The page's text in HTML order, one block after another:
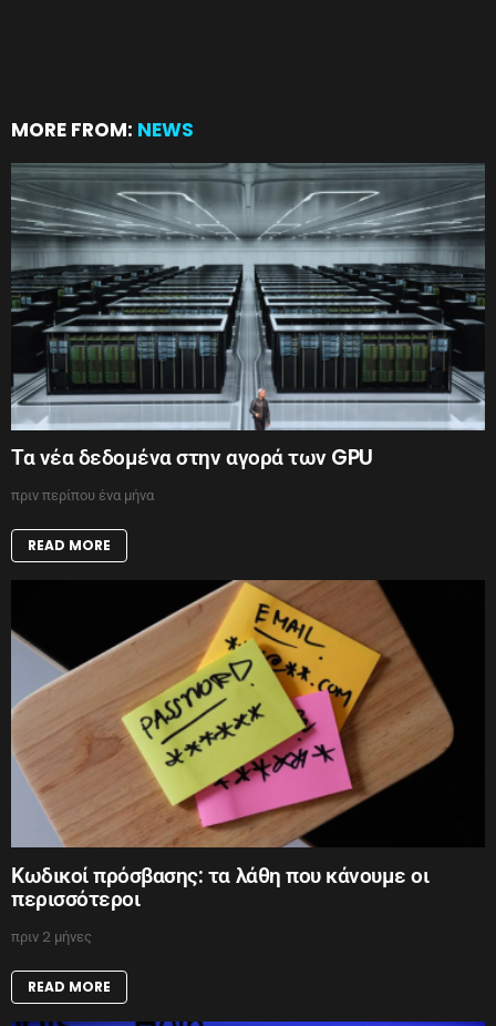
MORE FROM: NEWS
Τα νέα δεδομένα στην αγορά των GPU
πριν περίπου ένα μήνα
READ MORE
Κωδικοί πρόσβασης: τα λάθη που κάνουμε οι
περισσότεροι
πριν 2 μήνες
READ MORE